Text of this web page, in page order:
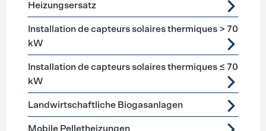
Heizungsersatz
Installation de capteurs solaires thermiques > 70
kW
Installation de capteurs solaires thermiques ≤ 70
kW
Landwirtschaftliche Biogasanlagen
Mobile Pelletheizungen